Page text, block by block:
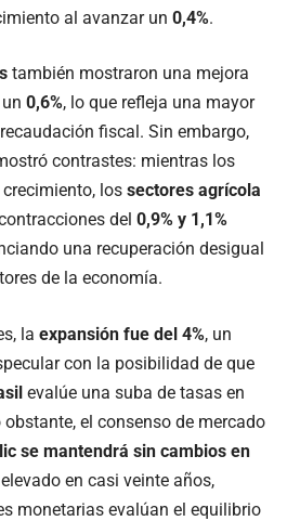
al avanzar un 0,4%.
también mostraron una mejora
0,6%, lo que refleja una mayor
fiscal. Sin embargo,
contrastes: mientras los
los sectores agrícola
del 0,9% y 1,1%
una recuperación desigual
de la economía.
la expansión fue del 4%, un
con la posibilidad de que
evalúe una suba de tasas en
el consenso de mercado
se mantendrá sin cambios en
en casi veinte años,
monetarias evalúan el equilibrio